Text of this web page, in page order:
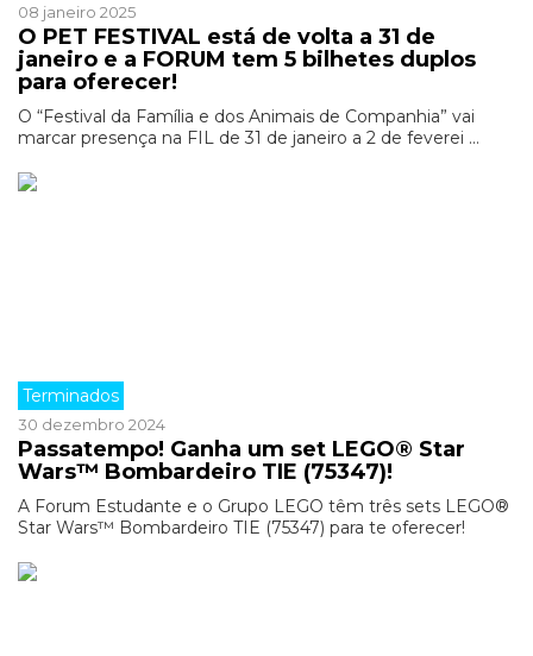
08 janeiro 2025
O PET FESTIVAL está de volta a 31 de
janeiro e a FORUM tem 5 bilhetes duplos
para oferecer!
O “Festival da Família e dos Animais de Companhia” vai
marcar presença na FIL de 31 de janeiro a 2 de feverei ...
Terminados
30 dezembro 2024
Passatempo! Ganha um set LEGO® Star
Wars™ Bombardeiro TIE (75347)!
A Forum Estudante e o Grupo LEGO têm três sets LEGO®
Star Wars™ Bombardeiro TIE (75347) para te oferecer!